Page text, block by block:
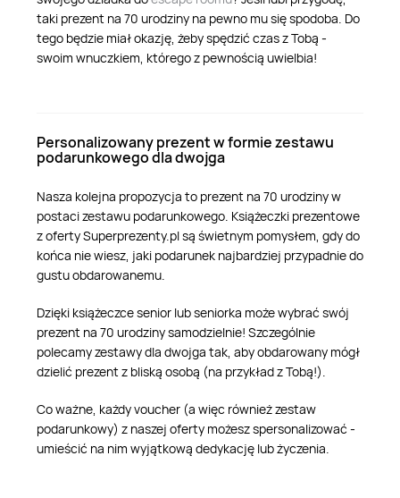
taki prezent na 70 urodziny na pewno mu się spodoba. Do
tego będzie miał okazję, żeby spędzić czas z Tobą -
swoim wnuczkiem, którego z pewnością uwielbia!
Personalizowany prezent w formie zestawu
podarunkowego dla dwojga
Nasza kolejna propozycja to prezent na 70 urodziny w
postaci zestawu podarunkowego. Książeczki prezentowe
z oferty Superprezenty.pl są świetnym pomysłem, gdy do
końca nie wiesz, jaki podarunek najbardziej przypadnie do
gustu obdarowanemu.
Dzięki książeczce senior lub seniorka może wybrać swój
prezent na 70 urodziny samodzielnie! Szczególnie
polecamy zestawy dla dwojga tak, aby obdarowany mógł
dzielić prezent z bliską osobą (na przykład z Tobą!).
Co ważne, każdy voucher (a więc również zestaw
podarunkowy) z naszej oferty możesz spersonalizować -
umieścić na nim wyjątkową dedykację lub życzenia.